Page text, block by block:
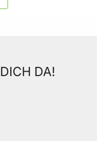
Warenkorb
DA!